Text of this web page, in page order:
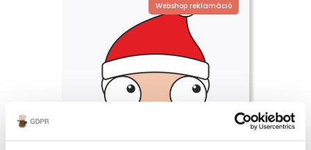
Webshop reklamáció